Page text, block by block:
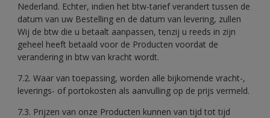
Nederland. Echter, indien het btw-tarief verandert tussen de
datum van uw Bestelling en de datum van levering, zullen
Wij de btw die u betaalt aanpassen, tenzij u reeds in zijn
geheel heeft betaald voor de Producten voordat de
verandering in btw van kracht wordt.
7.2. Waar van toepassing, worden alle bijkomende vracht-,
leverings- of portokosten als aanvulling op de prijs vermeld.
7.3. Prijzen van onze Producten kunnen van tijd tot tijd